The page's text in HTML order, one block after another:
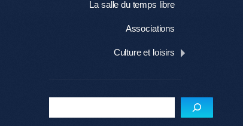
La salle du temps libre
Associations
Culture et loisirs